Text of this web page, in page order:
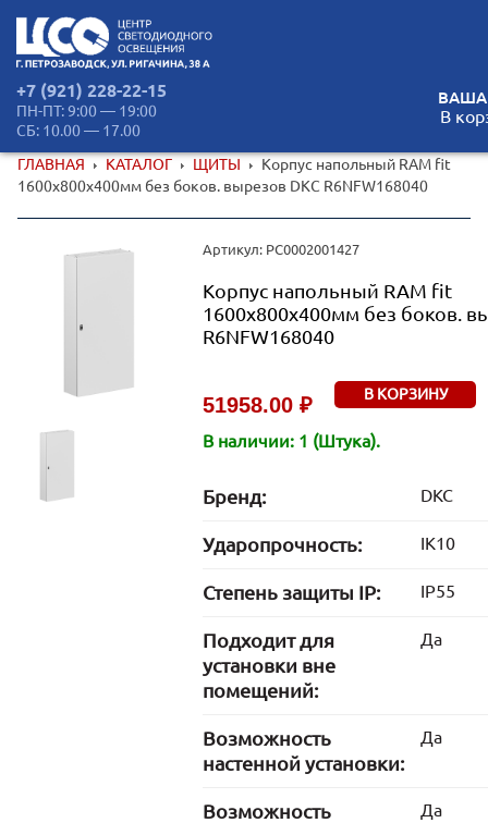
+7 (921) 228-22-15
ПН-ПТ: 9:00 — 19:00
СБ: 10.00 — 17.00
ВАША
В
ГЛАВНАЯ КАТАЛОГ ЩИТЫ
Корпус напольный RAM fit
1600х800х400мм без боков. вырезов DKC R6NFW168040
Артикул: РС0002001427
Корпус напольный RAM fit
1600х800х400мм без боков.
R6NFW168040
51958.00 ₽ В КОРЗИНУ
В наличии: 1 (Штука).
Бренд: DKC
Ударопрочность: IK10
Степень защиты IP: IP55
Подходит для
установки вне
помещений:
Да
Возможность
настенной установки:
Да
Возможность
Да